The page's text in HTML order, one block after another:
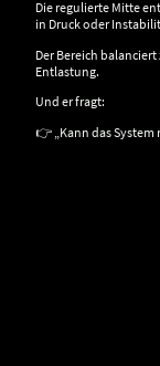
Die regulierte Mitte
in Druck oder
Der Bereich
Entlastung.
Und er fragt:
👉 „Kann das